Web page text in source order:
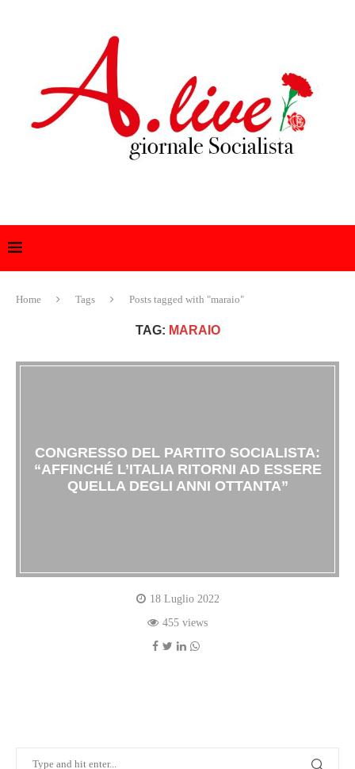
Home Tags Posts tagged with "maraio"
TAG: MARAIO
CONGRESSO DEL PARTITO SOCIALISTA:
“AFFINCHÉ L’ITALIA RITORNI AD ESSERE
QUELLA DEGLI ANNI OTTANTA”
18 Luglio 2022
455 views